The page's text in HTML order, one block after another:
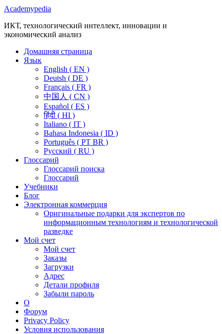
Menu
Academypedia
ИКТ, технологический интеллект, инновации и
экономический анализ
Домашняя страница
Язык
English ( EN )
Deutsh ( DE )
Français ( FR )
中国人 ( CN )
Español ( ES )
हिंदी ( HI )
Italiano ( IT )
Bahasa Indonesia ( ID )
Português ( PT BR )
Pусский ( RU )
Глоссарий
Глоссарий поиска
Глоссарий
Учебники
Блог
Электронная коммерция
Оригинальные подарки для экспертов по
информационным технологиям и технологической
разведке
Мой счет
Мой счет
Заказы
Загрузки
Адрес
Детали профиля
Забыли пароль
О
Форум
Privacy Policy
Условия использования